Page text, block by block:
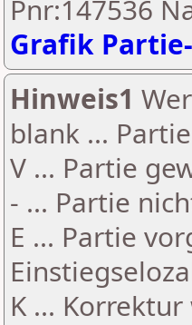
Pnr:147536
Grafik
Hinweis1
blank ...
V ... Partie
- ... Partie
E ... Partie
K ...